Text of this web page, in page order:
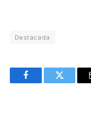
Destacada
FacebookTwitter